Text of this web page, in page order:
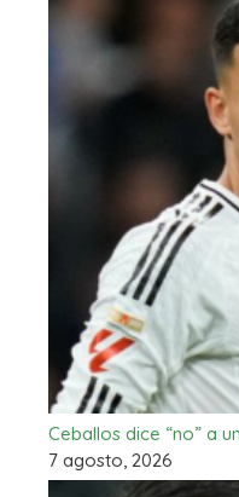
Ceballos dice “no” a
7 agosto, 2026